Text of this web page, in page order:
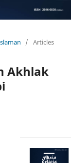
/ Articles
Akhlak